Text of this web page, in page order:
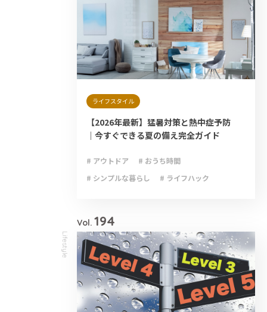
ライフスタイル
【2026年最新】猛暑対策と熱中症予防
｜今すぐできる夏の備え完全ガイド
# アウトドア
# おうち時間
# シンプルな暮らし
# ライフハック
Lifestyle
Vol. 194